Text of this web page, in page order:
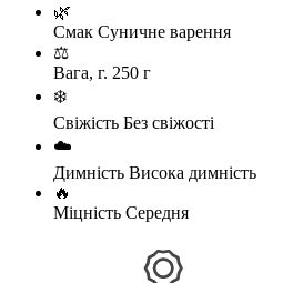
🌿
Смак Суничне варення
⚖️
Вага, г. 250 г
❄️
Свіжість Без свіжості
☁️
Димність Висока димність
🔥
Міцність Середня